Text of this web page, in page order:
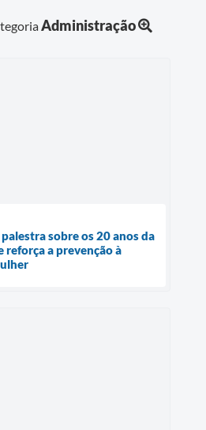
Administração
sobre os 20 anos da
reforça a prevenção à